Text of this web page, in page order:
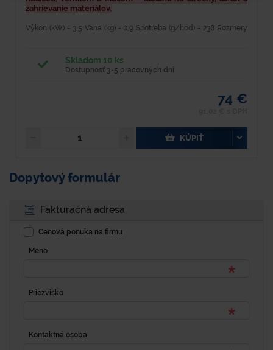
zahrievanie materiálov.
Výkon (kW) - 3,5 Váha (kg) - 0,9 Spotreba (g/hod) - 238 Rozmery
Skladom 10 ks
Dostupnosť 3-5 pracovných dní
74 €
KÚPIŤ
Dopytový formulár
Fakturačná adresa
Cenová ponuka na firmu
Meno
Priezvisko
Kontaktná osoba